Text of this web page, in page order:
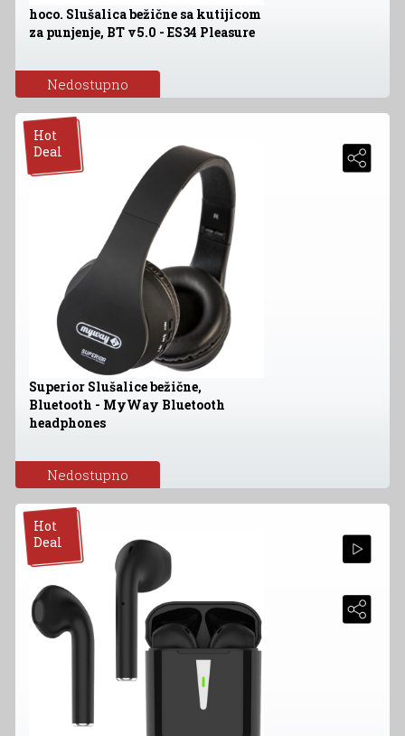
hoco. Slušalica bežične sa kutijicom
za punjenje, BT v5.0 - ES34 Pleasure
Nedostupno
Hot
Deal
Superior Slušalice bežične,
Bluetooth - MyWay Bluetooth
headphones
Nedostupno
Hot
Deal